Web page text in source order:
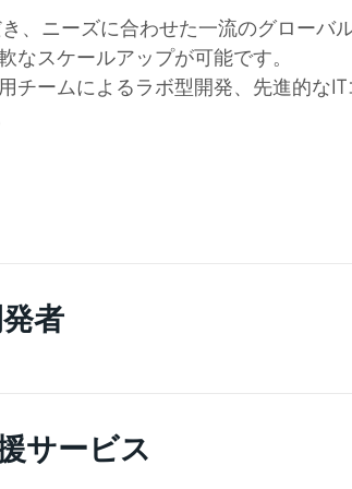
ニーズに合わせた一流のグローバ
スケールアップが可能です。
チームによるラボ型開発、先進的な
者
サービス